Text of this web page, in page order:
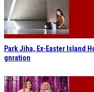
Park Jiha, Ex-Easter Island
gnration